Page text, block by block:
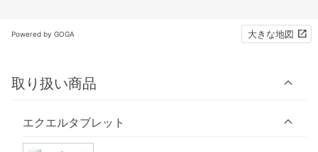
Powered by GOGA 大きな地図
取り扱い商品
エクエルタブレット